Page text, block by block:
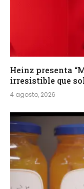
Heinz presenta
irresistible que
4 agosto, 2026